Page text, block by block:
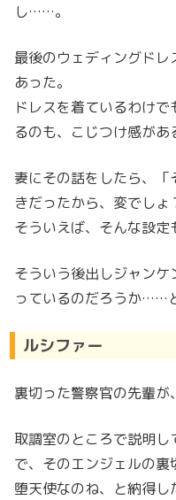
し……。
最後のウェディングド
あった。
ドレスを着ているわけ
るのも、こじつけ感があ
妻にその話をしたら、
きだったから、変でしょ
そういえば、そんな設定
そういう後出しジャン
っているのだろうか……
ルシファー
裏切った警察官の先輩が
取調室のところで説明
で、そのエンジェルの
堕天使なのね、と納得し